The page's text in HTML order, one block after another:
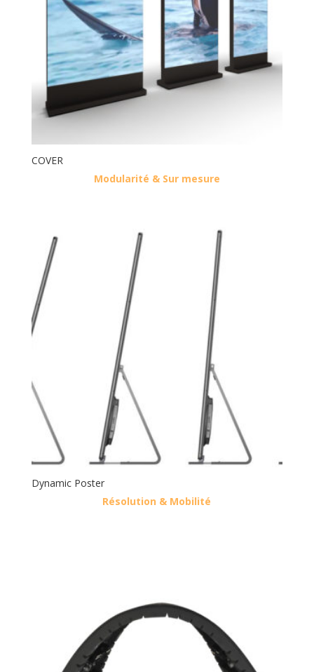
COVER
Modularité & Sur mesure
Dynamic Poster
Résolution & Mobilité